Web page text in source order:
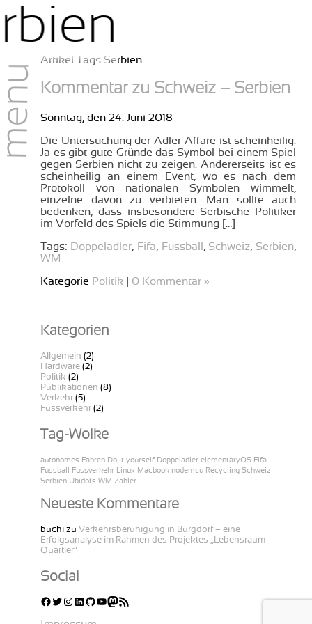
Artikel Tags Serbien
Kommentar zu Schweiz – Serbien
Sonntag, den 24. Juni 2018
Die Untersuchung der Adler-Affäre ist scheinheilig.
Ja es gibt gute Gründe das Symbol bei einem Spiel
gegen Serbien nicht zu zeigen. Andererseits ist es
scheinheilig an einem Event, wo es nach dem
Protokoll von nationalen Symbolen wimmelt,
einzelne davon zu verbieten. Man sollte auch
bedenken, dass insbesondere Serbische Politiker
im Vorfeld des Spiels die Stimmung […]
Tags: Doppeladler, Fifa Fussball Schweiz Serbien
WM
Kategorie Politik 0 Kommentar »
Kategorien
Allgemein (2)
Hardware (2)
Politik (2)
Publikationen (8)
Verkehr (5)
Fussverkehr (2)
Tag-Wolke
autonomes Fahren Do It yourself Doppeladler elementaryOS Fifa
Fussball
Fussverkehr Linux Macbook nodemcu Recycling Schweiz
Serbien Ubidots WM Zähler
Neueste Kommentare
buchi zu Verkehrsberuhigung in Burgdorf – eine
Erfolgsanalyse im Rahmen des Projektes „Lebensraum
Quartier“
Social
Facebook
Twitter
Instagram
LinkedIn
GitHub
YouTube
Mastodon
RSS-Feed